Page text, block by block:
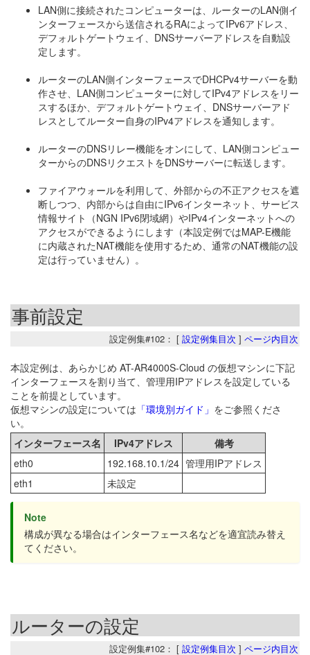
LAN側に接続されたコンピューターは、ルーターのLAN側イ
ンターフェースから送信されるRAによってIPv6アドレス、
デフォルトゲートウェイ、DNSサーバーアドレスを自動設
定します。
ルーターのLAN側インターフェースでDHCPv4サーバーを動
作させ、LAN側コンピューターに対してIPv4アドレスをリー
スするほか、デフォルトゲートウェイ、DNSサーバーアド
レスとしてルーター自身のIPv4アドレスを通知します。
ルーターのDNSリレー機能をオンにして、LAN側コンピュー
ターからのDNSリクエストをDNSサーバーに転送します。
ファイアウォールを利用して、外部からの不正アクセスを遮
断しつつ、内部からは自由にIPv6インターネット、サービス
情報サイト（NGN IPv6閉域網）やIPv4インターネットへの
アクセスができるようにします（本設定例ではMAP-E機能
に内蔵されたNAT機能を使用するため、通常のNAT機能の設
定は行っていません）。
事前設定
設定例集#102： [ 設定例集目次 ] ページ内目次
本設定例は、あらかじめ AT-AR4000S-Cloud の仮想マシンに下記
インターフェースを割り当て、管理用IPアドレスを設定している
ことを前提としています。
仮想マシンの設定については 「環境別ガイド」 をご参照くださ
い。
インターフェース名
IPv4アドレス
備考
eth0
192.168.10.1/24 管理用IPアドレス
eth1
未設定
Note
構成が異なる場合はインターフェース名などを適宜読み替え
てください。
ルーターの設定
設定例集#102： [ 設定例集目次 ] ページ内目次